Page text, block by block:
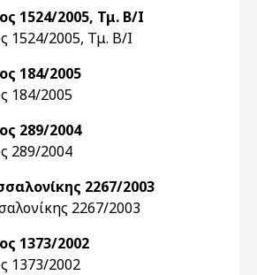
1524/2005, Τμ. Β/Ι
1524/2005, Τμ. Β/Ι
184/2005
184/2005
289/2004
289/2004
2267/2003
2267/2003
1373/2002
1373/2002